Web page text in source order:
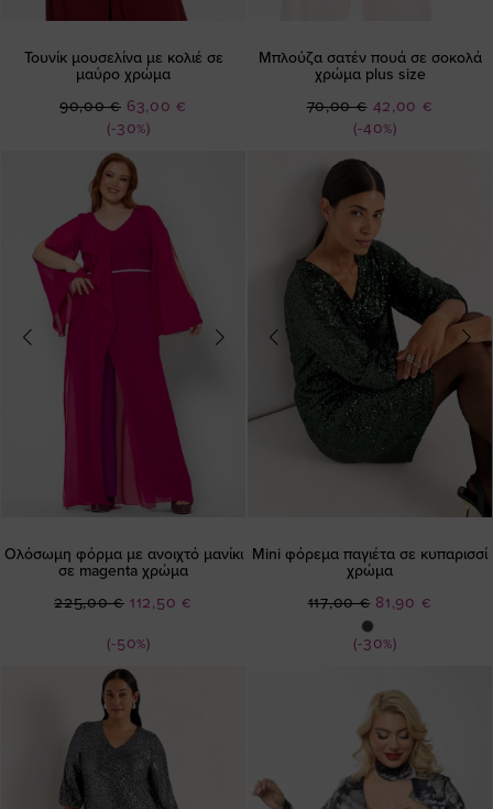
Τουνίκ μουσελίνα με κολιέ σε
μαύρο χρώμα
(-30%)
Ειδική
Τιμή
63,00 €
90,00 €
Μπλούζα σατέν πουά σε σοκολά
χρώμα plus size
(-40%)
Ειδική
Τιμή
42,00 €
70,00 €
Ολόσωμη φόρμα με ανοιχτό μανίκι
σε magenta χρώμα
(-50%)
Ειδική
112,50 €
225,00 €
Mini φόρεμα παγιέτα σε κυπαρισσί
χρώμα
(-30%)
Ειδική
81,90 €
117,00 €